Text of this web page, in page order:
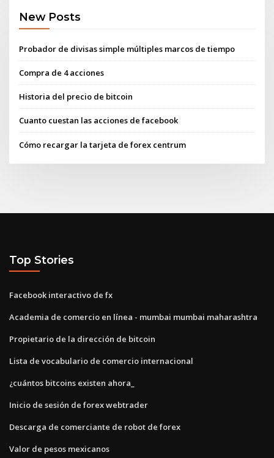
New Posts
Probador de divisas simple múltiples marcos de tiempo
Compra de 4 acciones
Historia del precio de bitcoin
Cuanto cuestan las acciones de facebook
Cómo recargar la tarjeta de forex centrum
Top Stories
Facebook interactivo de fx
Academia de comercio en línea - mumbai mumbai maharashtra
Propietario de la dirección de bitcoin
Lista de vocabulario de comercio internacional
¿cuántos bitcoins existen ahora_
Inicio de sesión de forex webtrader
Descarga de comerciante de robot de forex
Valor de pesos mexicanos